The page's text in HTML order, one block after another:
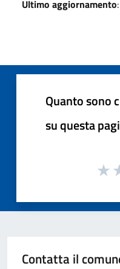
Ultimo aggiornamento
Quanto sono
su questa
Contatta il